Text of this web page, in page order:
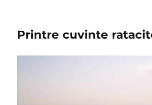
Printre cuvinte